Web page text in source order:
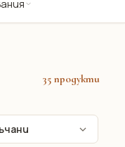
35 продукти